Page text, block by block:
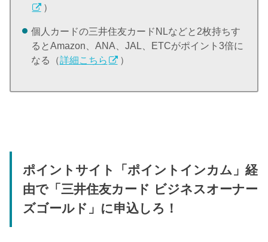
）
個人カードの三井住友カードNLなどと2枚持ちす
るとAmazon、ANA、JAL、ETCがポイント3倍に
なる（詳細こちら ）
ポイントサイト「ポイントインカム」経
由で「三井住友カード ビジネスオーナー
ズゴールド」に申込しろ！